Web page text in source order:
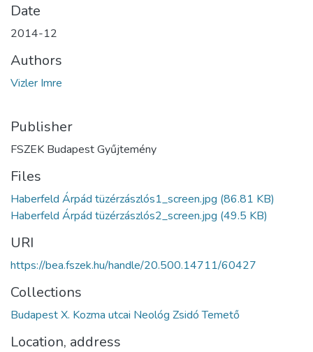
Date
2014-12
Authors
Vizler Imre
Publisher
FSZEK Budapest Gyűjtemény
Files
Haberfeld Árpád tüzérzászlós1_screen.jpg (86.81 KB)
Haberfeld Árpád tüzérzászlós2_screen.jpg (49.5 KB)
URI
https://bea.fszek.hu/handle/20.500.14711/60427
Collections
Budapest X. Kozma utcai Neológ Zsidó Temető
Location, address